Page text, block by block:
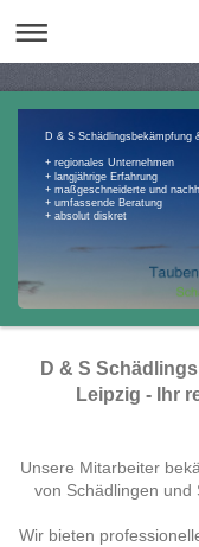
D & S Schädlingsbekämpfung
+ regionales Unternehmen
+ langjährige Erfahrung
+ maßgeschneiderte und
+ umfassende Beratung
+ absolut diskret
D & S
Leipzig - Ihr
Unsere Mitarbeiter
von Schädlingen und
Wir bieten